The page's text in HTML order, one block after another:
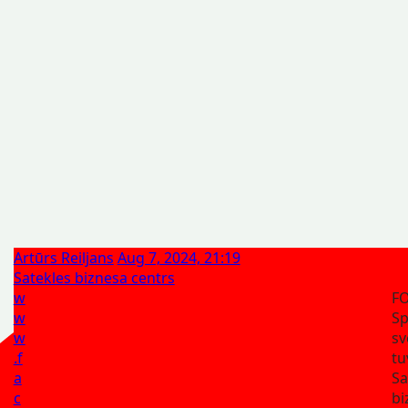
Artūrs Reiljans Aug 7, 2024, 21:19
Satekles biznesa centrs
w
w
w
.f
a
c